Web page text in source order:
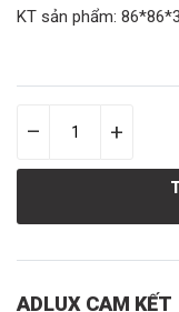
KT sản phẩm:
– +
ADLUX CAM KẾT